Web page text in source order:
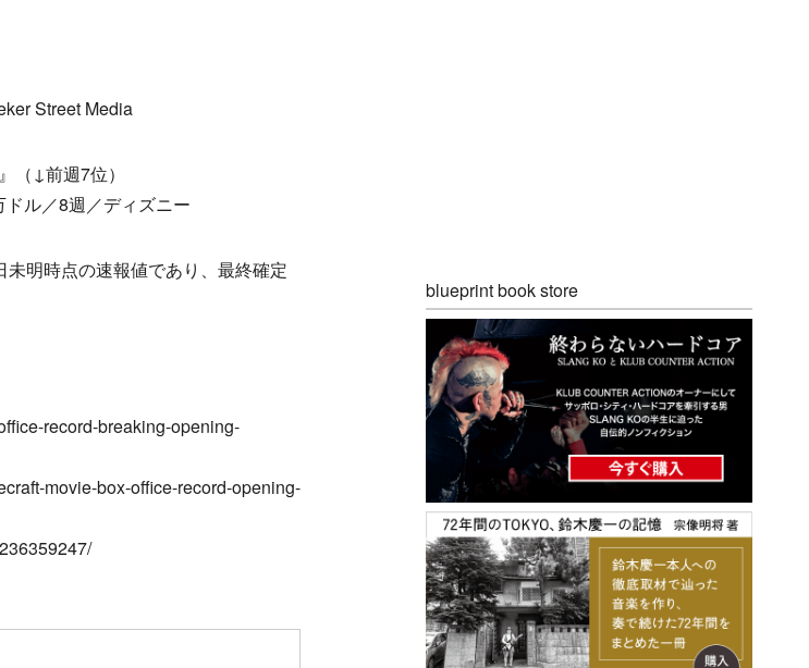
Street Media
（↓前週7位）
ル／8週／ディズニー
未明時点の速報値であり、最終確定
record-breaking-opening-
movie-box-office-record-opening-
blueprint book store